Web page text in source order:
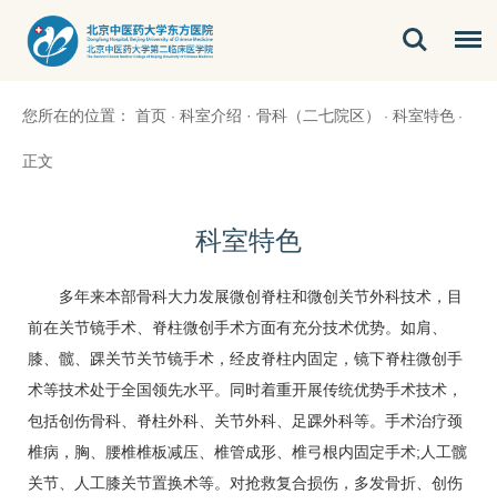
您所在的位置： 首页 · 科室介绍 · 骨科（二七院区） · 科室特色 ·
正文
科室特色
多年来本部骨科大力发展微创脊柱和微创关节外科技术，目
前在关节镜手术、脊柱微创手术方面有充分技术优势。如肩、
膝、髋、踝关节关节镜手术，经皮脊柱内固定，镜下脊柱微创手
术等技术处于全国领先水平。同时着重开展传统优势手术技术，
包括创伤骨科 、脊柱外科、关节外科、足踝外科等。手术治疗颈
椎病，胸、腰椎椎板减压、椎管成形、椎弓根内固定手术;人工髋
关节、人工膝关节置换术等。对抢救复合损伤，多发骨折、创伤